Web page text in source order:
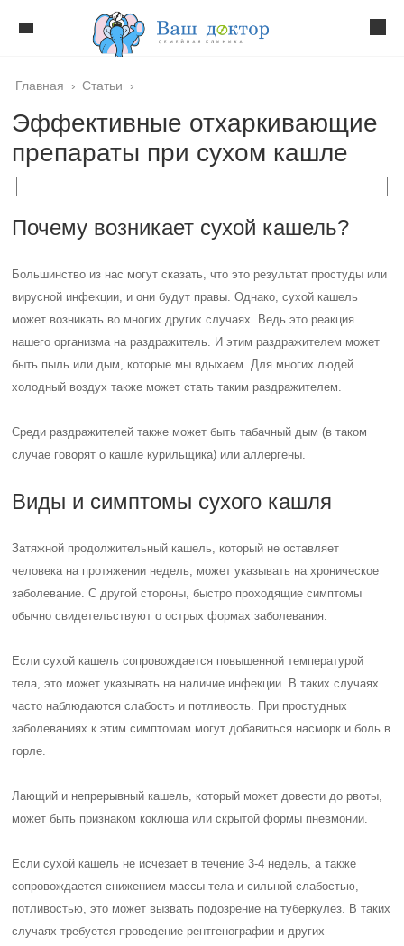
Главная › Статьи ›
Эффективные отхаркивающие
препараты при сухом кашле
Почему возникает сухой кашель?
Большинство из нас могут сказать, что это результат простуды или
вирусной инфекции, и они будут правы. Однако, сухой кашель
может возникать во многих других случаях. Ведь это реакция
нашего организма на раздражитель. И этим раздражителем может
быть пыль или дым, которые мы вдыхаем. Для многих людей
холодный воздух также может стать таким раздражителем.
Среди раздражителей также может быть табачный дым (в таком
случае говорят о кашле курильщика) или аллергены.
Виды и симптомы сухого кашля
Затяжной продолжительный кашель, который не оставляет
человека на протяжении недель, может указывать на хроническое
заболевание. С другой стороны, быстро проходящие симптомы
обычно свидетельствуют о острых формах заболевания.
Если сухой кашель сопровождается повышенной температурой
тела, это может указывать на наличие инфекции. В таких случаях
часто наблюдаются слабость и потливость. При простудных
заболеваниях к этим симптомам могут добавиться насморк и боль в
горле.
Лающий и непрерывный кашель, который может довести до рвоты,
может быть признаком коклюша или скрытой формы пневмонии.
Если сухой кашель не исчезает в течение 3-4 недель, а также
сопровождается снижением массы тела и сильной слабостью,
потливостью, это может вызвать подозрение на туберкулез. В таких
случаях требуется проведение рентгенографии и других